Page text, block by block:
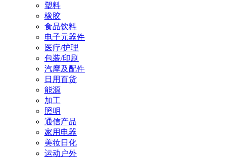
塑料
橡胶
食品饮料
电子元器件
医疗/护理
包装/印刷
汽摩及配件
日用百货
能源
加工
照明
通信产品
家用电器
美妆日化
运动户外